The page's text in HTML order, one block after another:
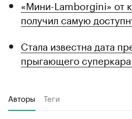
«Мини-Lamborgini» от
получил самую
Стала известна дата
прыгающего
Авторы Теги